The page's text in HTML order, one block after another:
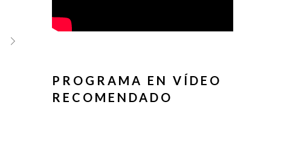
PROGRAMA EN VÍDEO
RECOMENDADO